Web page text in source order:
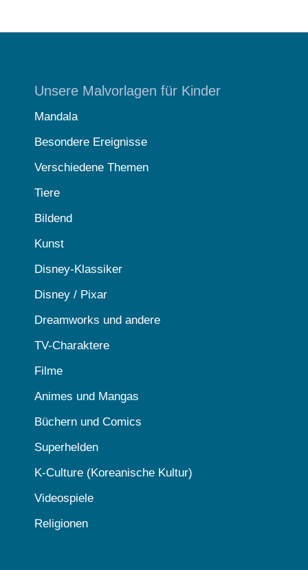
Unsere Malvorlagen für Kinder
Mandala
Besondere Ereignisse
Verschiedene Themen
Tiere
Bildend
Kunst
Disney-Klassiker
Disney / Pixar
Dreamworks und andere
TV-Charaktere
Filme
Animes und Mangas
Büchern und Comics
Superhelden
K-Culture (Koreanische Kultur)
Videospiele
Religionen